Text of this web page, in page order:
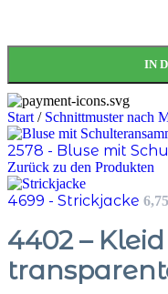
IN
Start / Schnittmuster nach
2578 - Bluse mit
Zurück zu den Produkten
4699 - Strickjacke 6,75
4402 –